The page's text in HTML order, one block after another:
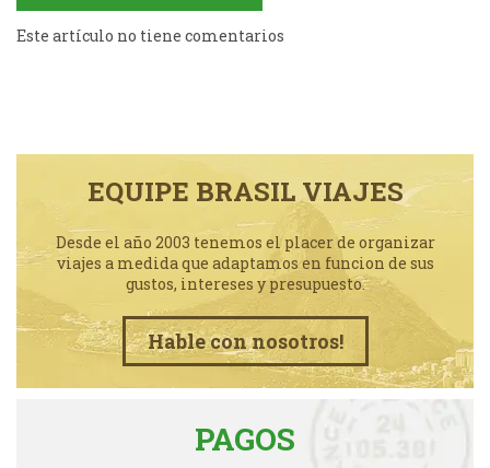
Este artículo no tiene comentarios
EQUIPE BRASIL VIAJES
Desde el año 2003 tenemos el placer de organizar
viajes a medida que adaptamos en funcion de sus
gustos, intereses y presupuesto.
Hable con nosotros!
PAGOS